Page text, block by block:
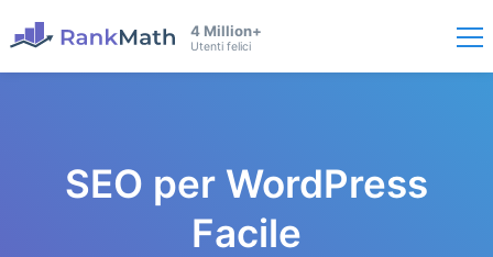
4 Million+
Utenti felici
SEO per WordPress
Facile